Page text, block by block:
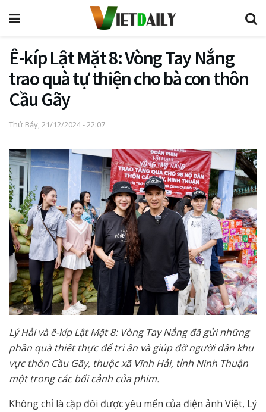
Ê-kíp Lật Mặt 8: Vòng Tay Nắng
trao quà tự thiện cho bà con thôn
Cầu Gãy
Thứ Bảy, 21/12/2024 - 22:07
Lý Hải và ê-kíp Lật Mặt 8: Vòng Tay Nắng đã gửi những
phần quà thiết thực để tri ân và giúp đỡ người dân khu
vực thôn Cầu Gãy, thuộc xã Vĩnh Hải, tỉnh Ninh Thuận
một trong các bối cảnh của phim.
Không chỉ là cặp đôi được yêu mến của điện ảnh Việt, Lý